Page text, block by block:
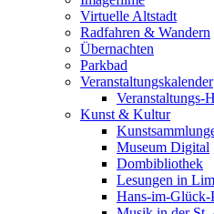
Virtuelle Altstadt
Radfahren & Wandern
Übernachten
Parkbad
Veranstaltungskalender
Veranstaltungs-
Kunst & Kultur
Museum Digital
Dombibliothek
Lesungen in
Hans-im-Glück-